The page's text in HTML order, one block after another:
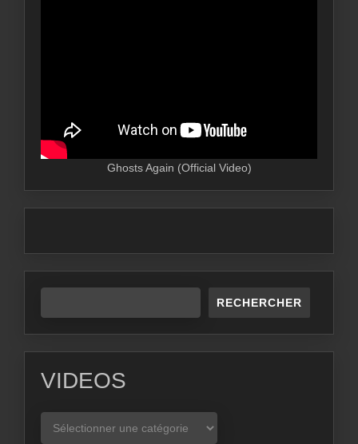
Ghosts Again (Official Video)
RECHERCHER
VIDEOS
VIDEOS